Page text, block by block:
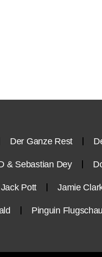
Der Ganze Rest
& Sebastian Dey
Jack Pott Jamie
Pinguin Flugschau